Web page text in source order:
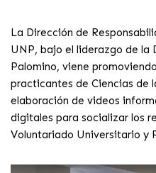
La Dirección de
UNP, bajo el liderazgo de la
Palomino, viene
practicantes de Ciencias de
elaboración de videos
digitales para socializar los
Voluntariado Universitario y